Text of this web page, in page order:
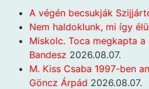
A végén becsukják
Nem haldoklunk, mi így
Miskolc. Toca megkapta
Bandesz 2026.08.07.
M. Kiss Csaba 1997-ben
Göncz Árpád 2026.08.07.